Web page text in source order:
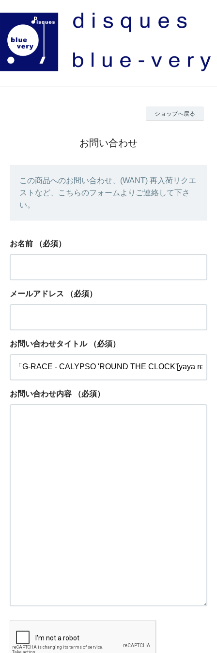
ショップへ戻る
お問い合わせ
この商品へのお問い合わせ、(WANT) 再入荷リクエ
ストなど、こちらのフォームよりご連絡して下さ
い。
お名前 （必須）
メールアドレス （必須）
お問い合わせタイトル （必須）
お問い合わせ内容 （必須）